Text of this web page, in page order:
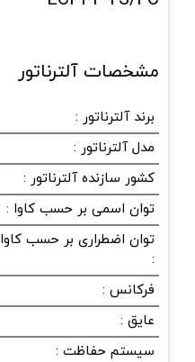
مشخصات آلترناتور
برند آلترناتور :
مدل آلترناتور :
کشور سازنده آلترناتور :
توان اسمی بر حسب کاوا :
توان اضطراری بر حسب کاوا
:
فرکانس :
عایق :
سیستم حفاظت :